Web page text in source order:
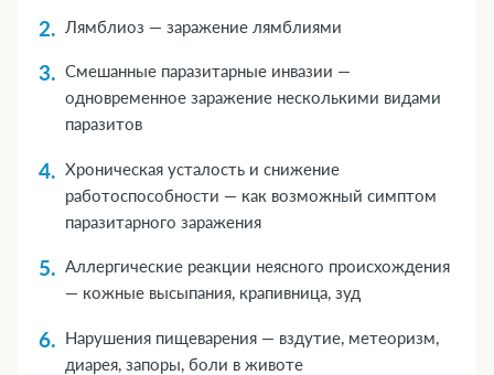
Лямблиоз — заражение лямблиями
Смешанные паразитарные инвазии —
одновременное заражение несколькими видами
паразитов
Хроническая усталость и снижение
работоспособности — как возможный симптом
паразитарного заражения
Аллергические реакции неясного происхождения
— кожные высыпания, крапивница, зуд
Нарушения пищеварения — вздутие, метеоризм,
диарея, запоры, боли в животе